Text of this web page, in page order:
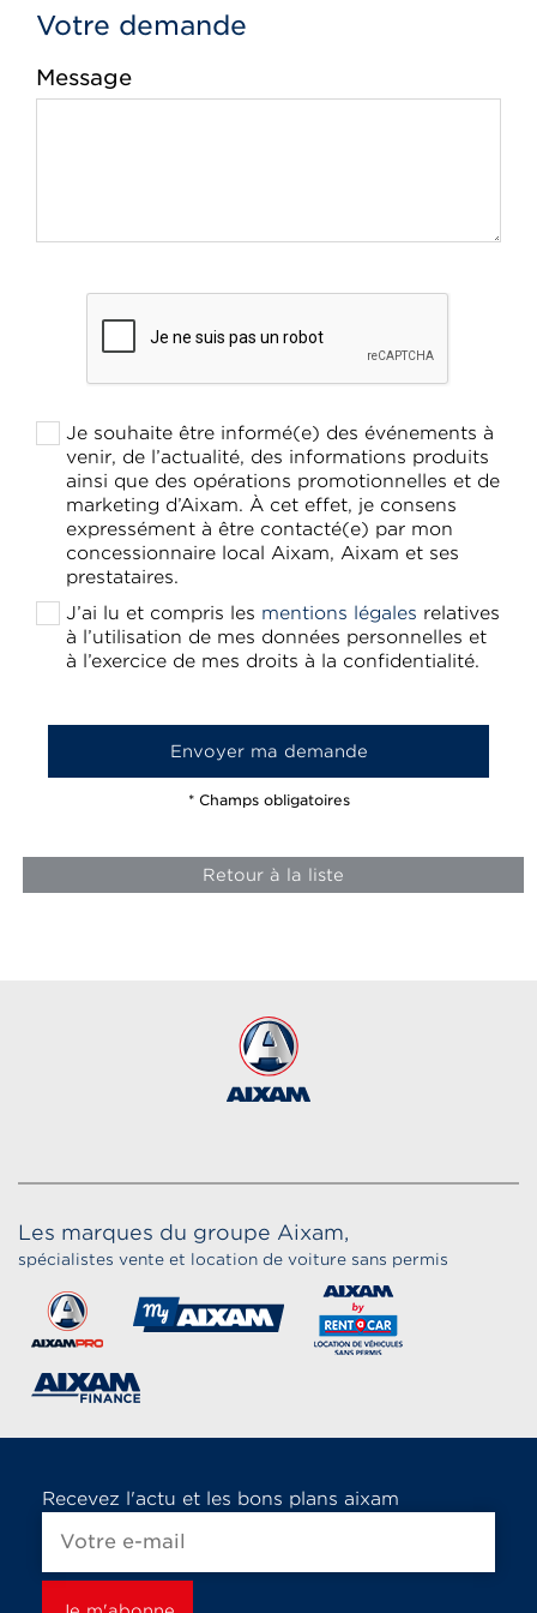
Votre demande
Message
Je souhaite être informé(e) des événements à
venir, de l’actualité, des informations produits
ainsi que des opérations promotionnelles et de
marketing d’Aixam. À cet effet, je consens
expressément à être contacté(e) par mon
concessionnaire local Aixam, Aixam et ses
prestataires.
J’ai lu et compris les mentions légales relatives
à l’utilisation de mes données personnelles et
à l’exercice de mes droits à la confidentialité.
* Champs obligatoires
Retour à la liste
Les marques du groupe Aixam,
spécialistes vente et location de voiture sans permis
Recevez l'actu et les bons plans aixam